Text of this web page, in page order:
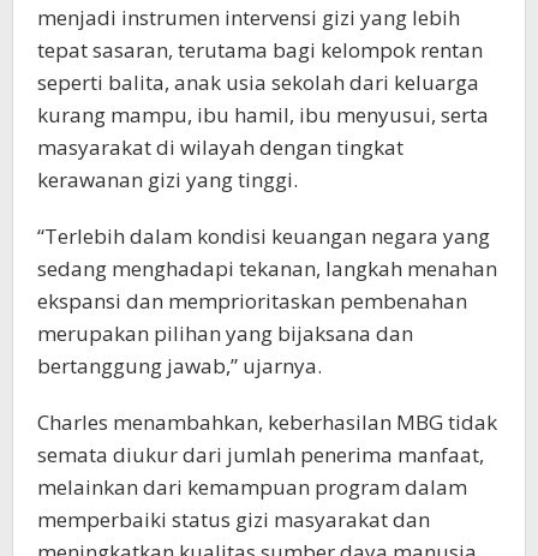
menjadi instrumen intervensi gizi yang lebih
tepat sasaran, terutama bagi kelompok rentan
seperti balita, anak usia sekolah dari keluarga
kurang mampu, ibu hamil, ibu menyusui, serta
masyarakat di wilayah dengan tingkat
kerawanan gizi yang tinggi.
“Terlebih dalam kondisi keuangan negara yang
sedang menghadapi tekanan, langkah menahan
ekspansi dan memprioritaskan pembenahan
merupakan pilihan yang bijaksana dan
bertanggung jawab,” ujarnya.
Charles menambahkan, keberhasilan MBG tidak
semata diukur dari jumlah penerima manfaat,
melainkan dari kemampuan program dalam
memperbaiki status gizi masyarakat dan